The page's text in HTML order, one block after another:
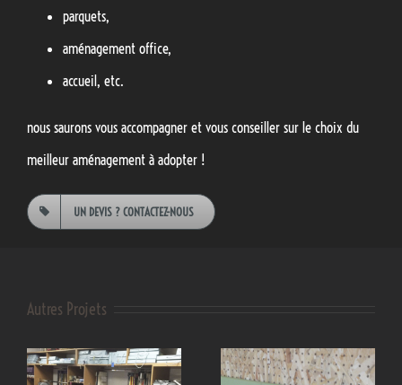
parquets,
aménagement office,
accueil, etc.
nous saurons vous accompagner et vous conseiller sur le choix du
meilleur aménagement à adopter !
UN DEVIS ? CONTACTEZ-NOUS
Autres Projets